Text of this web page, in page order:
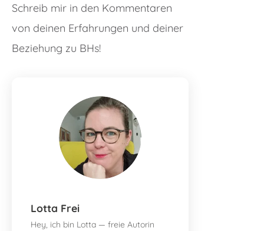
Schreib mir in den Kommentaren
von deinen Erfahrungen und deiner
Beziehung zu BHs!
Lotta Frei
Hey, ich bin Lotta — freie Autorin